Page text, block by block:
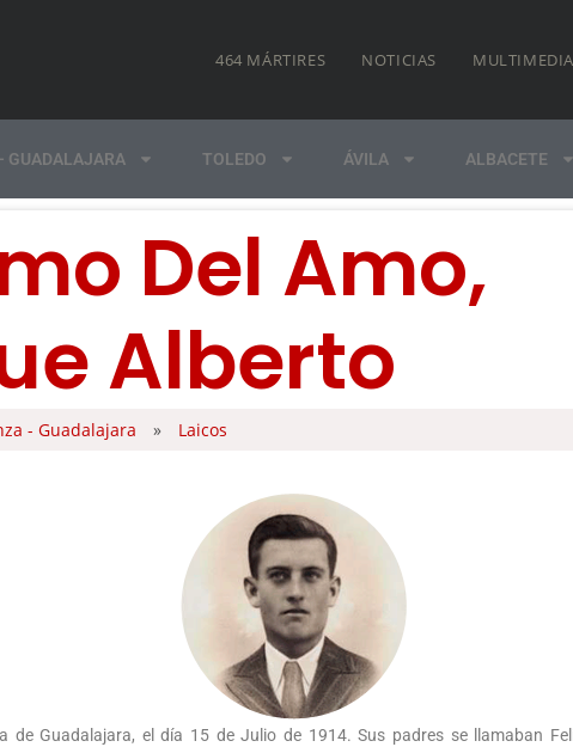
464 MÁRTIRES NOTICIAS MULTIMEDIA
GUADALAJARA TOLEDO ÁVILA ALBACETE
Del Amo,
Alberto
- Guadalajara » Laicos
de Guadalajara, el día 15 de Julio de 1914. Sus padres se llamaban